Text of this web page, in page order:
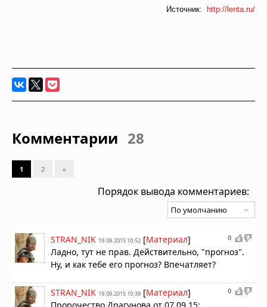
Источник: http://lenta.ru/
Комментарии 28
1 2 »
Порядок вывода комментариев:
0
STRAN_NIK 19.09.2015 10:52 [Материал]
Ладно, тут не прав. Действительно, "прогноз".
Ну, и как тебе его прогноз? Впечатляет?
0
STRAN_NIK 19.09.2015 10:39 [Материал]